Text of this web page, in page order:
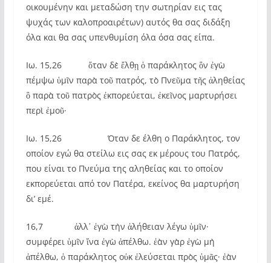
οικουμένην και μεταδώση την σωτηρίαν εις τας
ψυχάς των καλοπροαιρέτων) αυτός θα σας διδάξη
όλα και θα σας υπενθυμίση όλα όσα σας είπα.
Ιω. 15,26 ὅταν δὲ ἔλθῃ ὁ παράκλητος ὃν ἐγὼ
πέμψω ὑμῖν παρὰ τοῦ πατρός, τὸ Πνεῦμα τῆς ἀληθείας
ὃ παρὰ τοῦ πατρὸς ἐκπορεύεται, ἐκεῖνος μαρτυρήσει
περὶ ἐμοῦ·
Ιω. 15,26 Όταν δε έλθη ο Παράκλητος, τον
οποίον εγώ θα στείλω εις σας εκ μέρους του Πατρός,
που είναι το Πνεύμα της αληθείας και το οποίον
εκπορεύεται από τον Πατέρα, εκείνος θα μαρτυρήση
δι’ εμέ.
16,7 ἀλλ᾿ ἐγὼ τὴν ἀλήθειαν λέγω ὑμῖν·
συμφέρει ὑμῖν ἵνα ἐγὼ ἀπέλθω. ἐὰν γὰρ ἐγὼ μὴ
ἀπέλθω, ὁ παράκλητος οὐκ ἐλεύσεται πρὸς ὑμᾶς· ἐὰν